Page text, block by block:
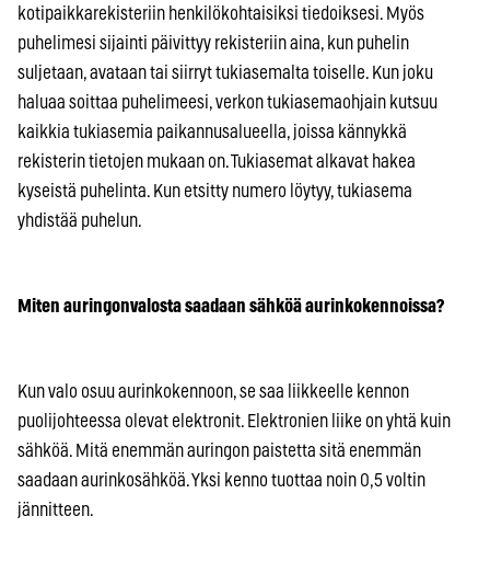
kotipaikkarekisteriin henkilökohtaisiksi tiedoiksesi. Myös
puhelimesi sijainti päivittyy rekisteriin aina, kun puhelin
suljetaan, avataan tai siirryt tukiasemalta toiselle. Kun joku
haluaa soittaa puhelimeesi, verkon tukiasemaohjain kutsuu
kaikkia tukiasemia paikannusalueella, joissa kännykkä
rekisterin tietojen mukaan on. Tukiasemat alkavat hakea
kyseistä puhelinta. Kun etsitty numero löytyy, tukiasema
yhdistää puhelun.
Miten auringonvalosta saadaan sähköä aurinkokennoissa?
Kun valo osuu aurinkokennoon, se saa liikkeelle kennon
puolijohteessa olevat elektronit. Elektronien liike on yhtä kuin
sähköä. Mitä enemmän auringon paistetta sitä enemmän
saadaan aurinkosähköä. Yksi kenno tuottaa noin 0,5 voltin
jännitteen.